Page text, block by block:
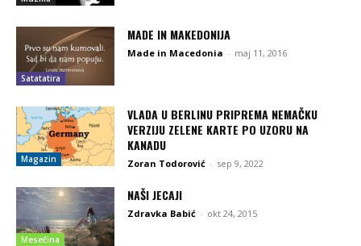
Satatatira
MADE IN MAKEDONIJA
Made in Macedonia - maj 11, 2016
Magazin
VLADA U BERLINU PRIPREMA NEMAČKU
VERZIJU ZELENE KARTE PO UZORU NA
KANADU
Zoran Todorović - sep 9, 2022
Mesečina
NAŠI JECAJI
Zdravka Babić - okt 24, 2015